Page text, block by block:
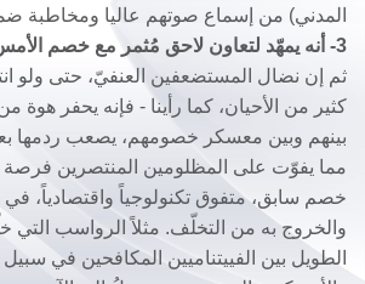
المدني) من إسماع صوتهم عاليا ومخاطبة
3- أنه يمهّد لتعاون لاحق مُثمر مع خصم الأمس
ثم إن نضال المستضعفين العنفيّ، حتى ولو
كثير من الأحيان، كما رأينا - فإنه يحفر هوة
بينهم وبين معسكر خصومهم، يصعب ردمها
مما يفوّت على المظلومين المنتصرين فرصة
خصم سابق، متفوق تكنولوجياً واقتصادياً،
والخروج به من التخلّف. مثلاً الرواسب التي
الطويل بين الفييتناميين المكافحين في سبيل